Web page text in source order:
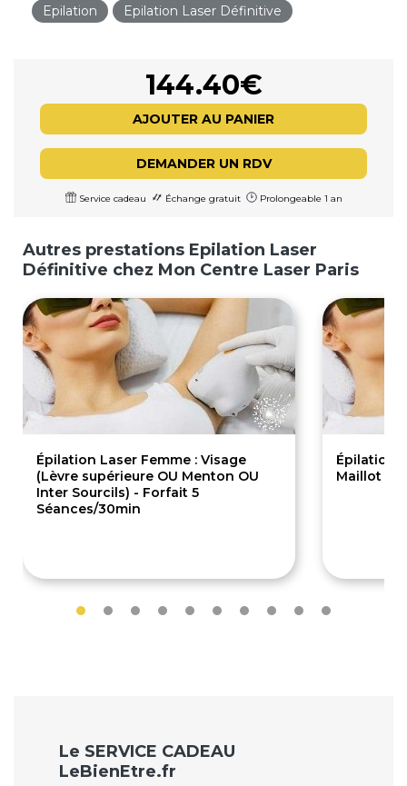
Epilation
Epilation Laser Définitive
144.40€
AJOUTER AU PANIER
DEMANDER UN RDV
Service cadeau Échange gratuit Prolongeable 1 an
Autres prestations Epilation Laser
Définitive chez Mon Centre Laser Paris
Épilation Laser Femme : Visage
(Lèvre supérieure OU Menton OU
Inter Sourcils) - Forfait 5
Séances/30min
Épilation
Maillot
Le SERVICE CADEAU
LeBienEtre.fr